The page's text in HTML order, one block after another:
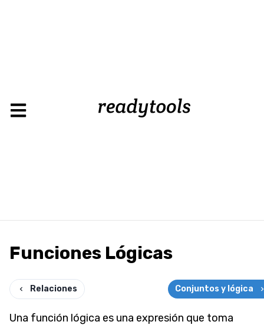
Funciones Lógicas
Relaciones Conjuntos y lógica
Una función lógica es una expresión que toma